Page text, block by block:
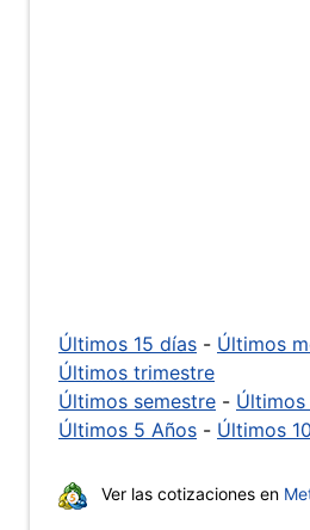
Últimos 15 días - Últimos
Últimos trimestre
Últimos semestre - Últimos
Últimos 5 Años - Últimos
Ver las cotizaciones en